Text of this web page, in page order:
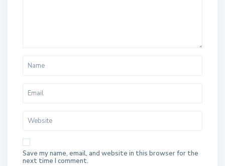
Save my name, email, and website in this browser for the
next time I comment.